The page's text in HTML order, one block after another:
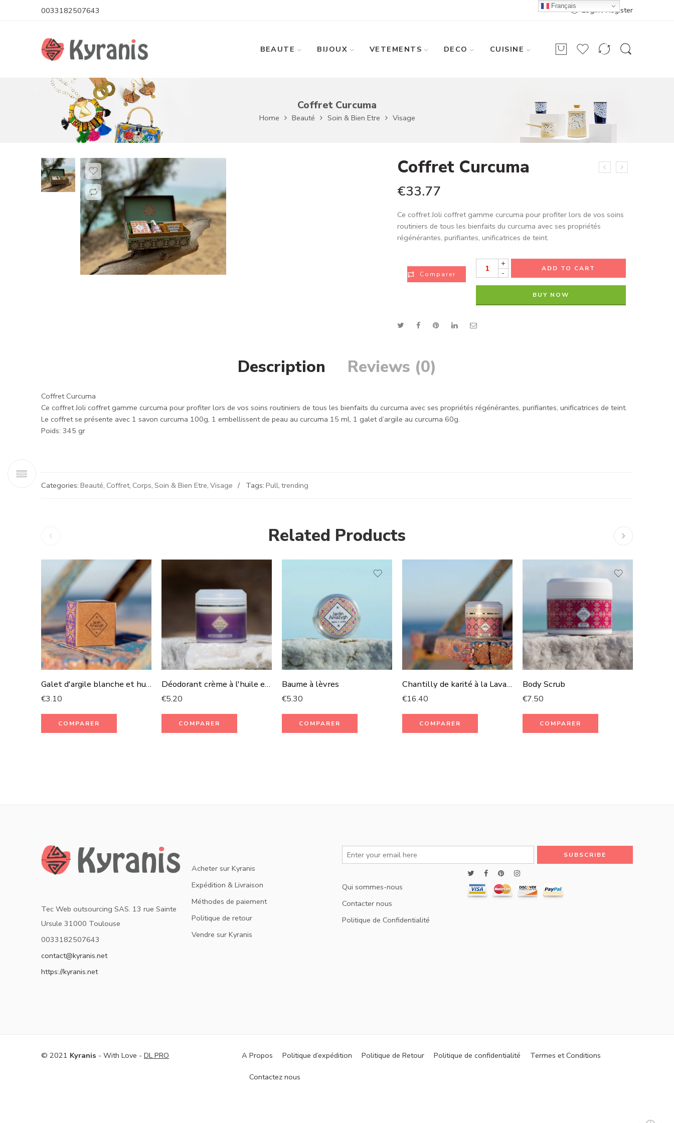
0033182507643 Login / Register
BEAUTE BIJOUX VETEMENTS DECO CUISINE
Coffret Curcuma
Home Beauté Soin & Bien Etre Visage
Coffret Curcuma
€33.77
Ce coffret Joli coffret gamme curcuma pour profiter lors de vos soins
routiniers de tous les bienfaits du curcuma avec ses propriétés
régénérantes, purifiantes, unificatrices de teint.
+
-
ADD TO CART
BUY NOW
Comparer
Description Reviews (0)
Coffret Curcuma
Ce coffret Joli coffret gamme curcuma pour profiter lors de vos soins routiniers de tous les bienfaits du curcuma avec ses propriétés régénérantes, purifiantes, unificatrices de teint.
Le coffret se présente avec 1 savon curcuma 100g, 1 embellissent de peau au curcuma 15 ml, 1 galet d’argile au curcuma 60g.
Poids: 345 gr
Categories: Beauté, Coffret, Corps, Soin & Bien Etre, Visage Tags: Pull, trending
Related Products
Galet d'argile blanche et huile essentielle de bois de rose
€3.10
COMPARER
Déodorant crème à l'huile essentielle de lavandin
€5.20
COMPARER
Baume à lèvres
€5.30
COMPARER
Chantilly de karité à la Lavande
€16.40
COMPARER
Body Scrub
€7.50
COMPARER
Tec Web outsourcing SAS. 13 rue Sainte
Ursule 31000 Toulouse
0033182507643
contact@kyranis.net
https://kyranis.net
Acheter sur Kyranis
Expédition & Livraison
Méthodes de paiement
Politique de retour
Vendre sur Kyranis
Qui sommes-nous
Contacter nous
Politique de Confidentialité
© 2021 Kyranis - With Love - DL PRO A Propos Politique d’expédition Politique de Retour Politique de confidentialité Termes et Conditions
Contactez nous
Français